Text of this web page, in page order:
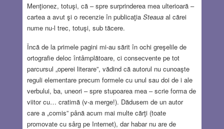
Menţionez, totuşi, că – spre surprinderea mea ulterioară –
cartea a avut şi o recenzie în publicaţia Steauaal cărei
nume nu-l trec, totuşi, sub tăcere.
Încă de la primele pagini mi-au sărit în ochi greşelile de
ortografie deloc întâmplătoare, ci consecvente pe tot
parcursul „operei literare”, vădind că autorul nu cunoaşte
reguli elementare precum formele cu unul sau doi de i ale
verbului, ba, uneori – spre stupoarea mea – scrie forma de
viitor cu… cratimă (v-a merge!). Dădusem de un autor
care a „comis” până acum mai multe cărţi (toate
promovate cu sârg pe Internet), dar habar nu are de